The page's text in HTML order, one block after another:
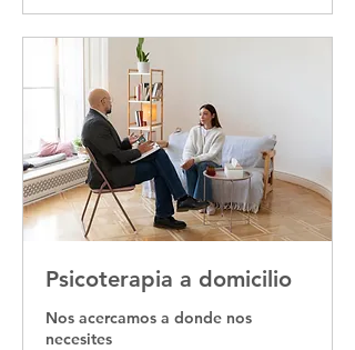
Psicoterapia a domicilio
Nos acercamos a donde nos
necesites